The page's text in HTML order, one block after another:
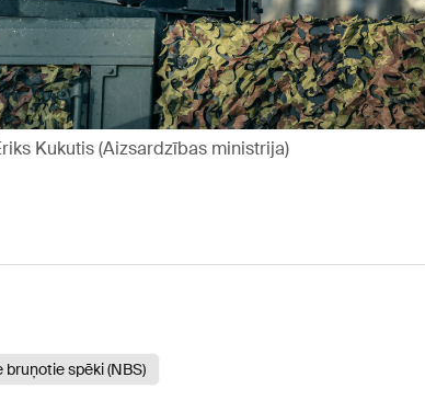
Kukutis (Aizsardzības ministrija)
bruņotie spēki (NBS)